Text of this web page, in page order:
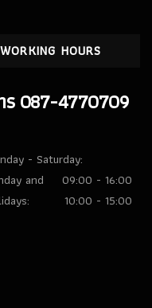
WORKING HOURS
ร 087-4770709
- Saturday:
09:00 - 16:00
and
10:00 - 15:00